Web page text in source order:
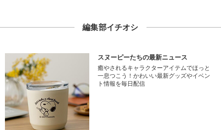
編集部イチオシ
スヌーピーたちの最新ニュース
癒やされるキャラクターアイテムでほっと
一息つこう！かわいい最新グッズやイベン
ト情報を毎日配信